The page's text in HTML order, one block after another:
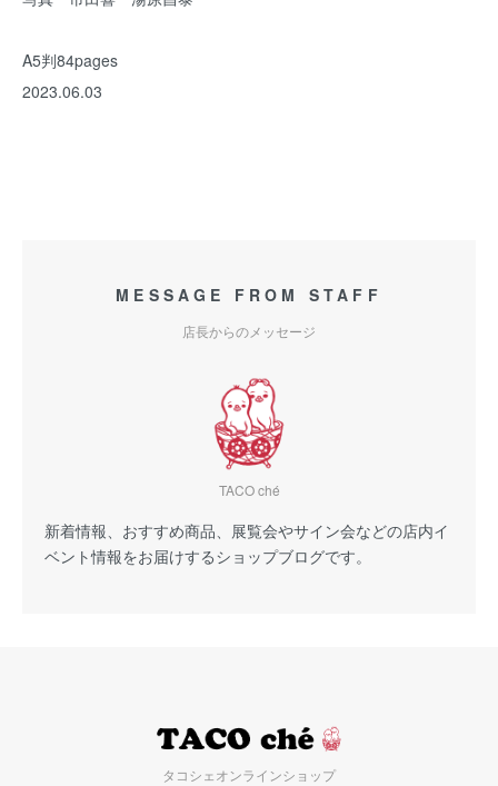
A5判84pages
2023.06.03
MESSAGE FROM STAFF
店長からのメッセージ
TACO ché
新着情報、おすすめ商品、展覧会やサイン会などの店内イ
ベント情報をお届けするショップブログです。
タコシェオンラインショップ